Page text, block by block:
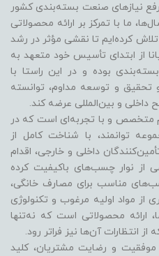
سال 1381 با هدف رفع نیازهای صنعت بسته‌بندی کشور
ما با تمرکز بر ارائه محصولاتی
تلاش کرده‌ایم تا نقشی مؤثر در رشد
از ابتدای تأسیس خود متعهد به
بوده و در این راستا با
تحقیق و توسعه مداوم، توانسته
و بین‌المللی عرضه کند.
متخصص و با تجربه‌ای است که در
توانمند، با شناخت کامل از
داخلی و خارجی، اقدام
از نوار چسب‌های باکیفیت کرده
مناسب برای مصارف خانگی،
از مواد اولیه مرغوب و تکنولوژی
ارائه محصولاتی است که نه‌تنها
از انتظارات آن‌ها نیز فراتر رود.
موفقیت و رضایت مشتریان، کلید